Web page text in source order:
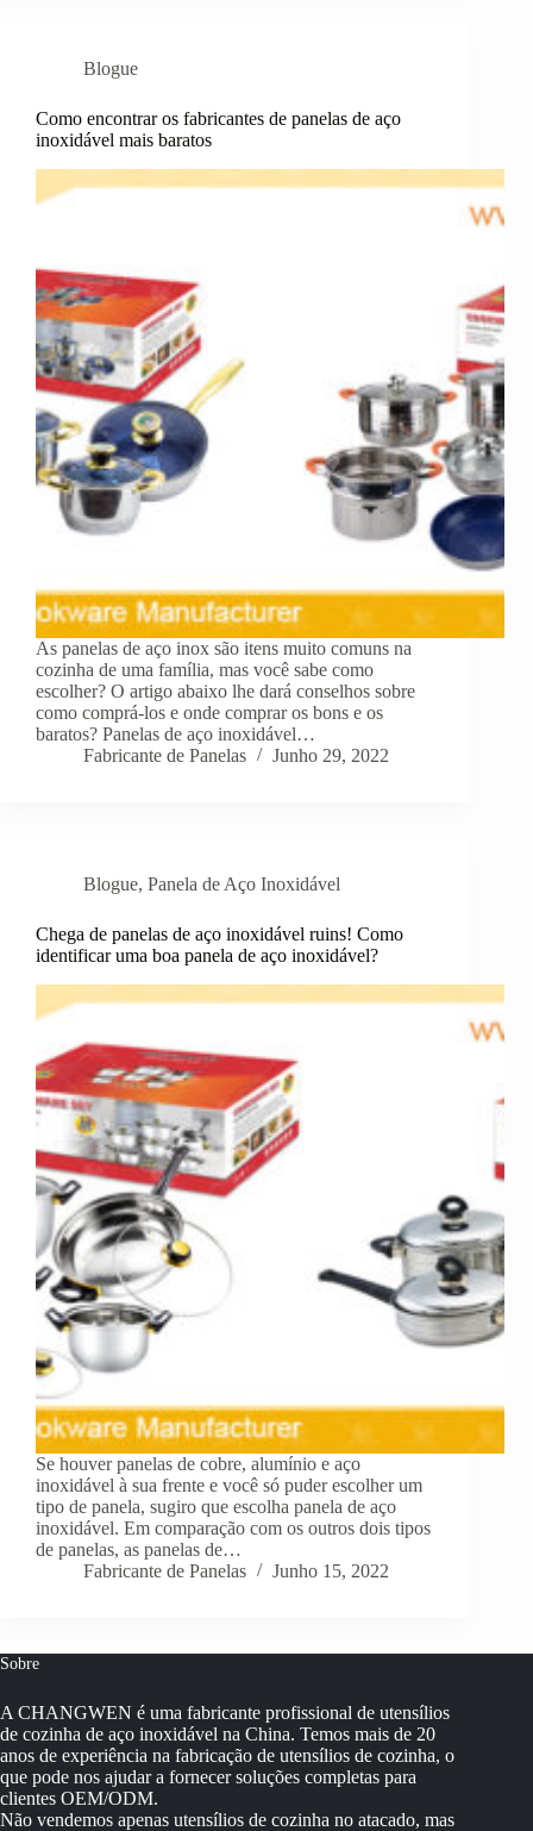
Blogue
Como encontrar os fabricantes de panelas de aço
inoxidável mais baratos
As panelas de aço inox são itens muito comuns na
cozinha de uma família, mas você sabe como
escolher? O artigo abaixo lhe dará conselhos sobre
como comprá-los e onde comprar os bons e os
baratos? Panelas de aço inoxidável…
Fabricante de Panelas
Junho 29, 2022
Blogue, Panela de Aço Inoxidável
Chega de panelas de aço inoxidável ruins! Como
identificar uma boa panela de aço inoxidável?
Se houver panelas de cobre, alumínio e aço
inoxidável à sua frente e você só puder escolher um
tipo de panela, sugiro que escolha panela de aço
inoxidável. Em comparação com os outros dois tipos
de panelas, as panelas de…
Fabricante de Panelas
Junho 15, 2022
Sobre
A CHANGWEN é uma fabricante profissional de utensílios
de cozinha de aço inoxidável na China. Temos mais de 20
anos de experiência na fabricação de utensílios de cozinha, o
que pode nos ajudar a fornecer soluções completas para
clientes OEM/ODM.
Não vendemos apenas utensílios de cozinha no atacado, mas